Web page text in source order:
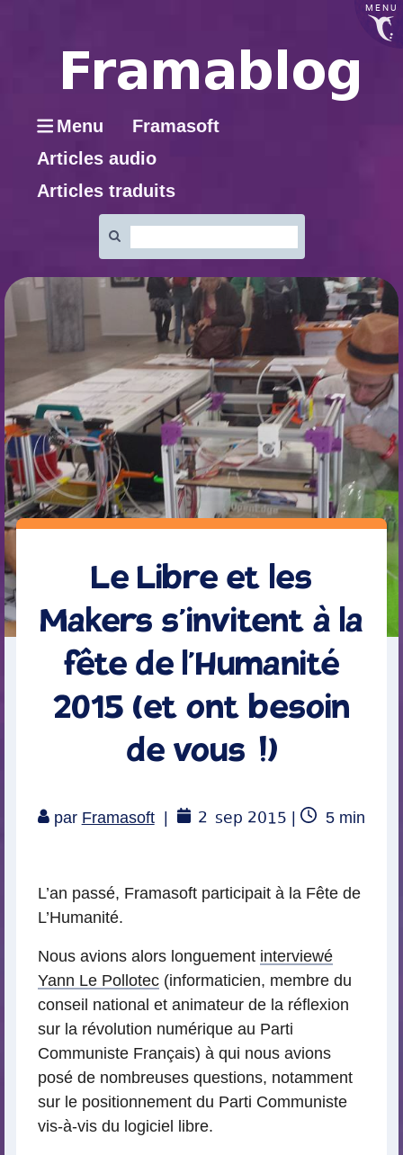
MENU
Menu
Framasoft
Articles audio
Articles traduits
:
Le Libre et les
Makers s’invitent à la
fête de l’Humanité
2015 (et ont besoin
de vous !)
par Framasoft 2 sep 2015 |
Temps
5 min
L’an passé, Framasoft participait à la Fête de
L’Humanité.
Nous avions alors longuement interviewé
Yann Le Pollotec (informaticien, membre du
conseil national et animateur de la réflexion
sur la révolution numérique au Parti
Communiste Français) à qui nous avions
posé de nombreuses questions, notamment
sur le positionnement du Parti Communiste
vis-à-vis du logiciel libre.